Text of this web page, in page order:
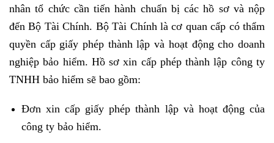
nhân tổ chức cần tiến hành chuẩn bị các hồ sơ và nộp
đến Bộ Tài Chính. Bộ Tài Chính là cơ quan cấp có thẩm
quyền cấp giấy phép thành lập và hoạt động cho doanh
nghiệp bảo hiểm. Hồ sơ xin cấp phép thành lập công ty
TNHH bảo hiểm sẽ bao gồm:
Đơn xin cấp giấy phép thành lập và hoạt động của
công ty bảo hiểm.